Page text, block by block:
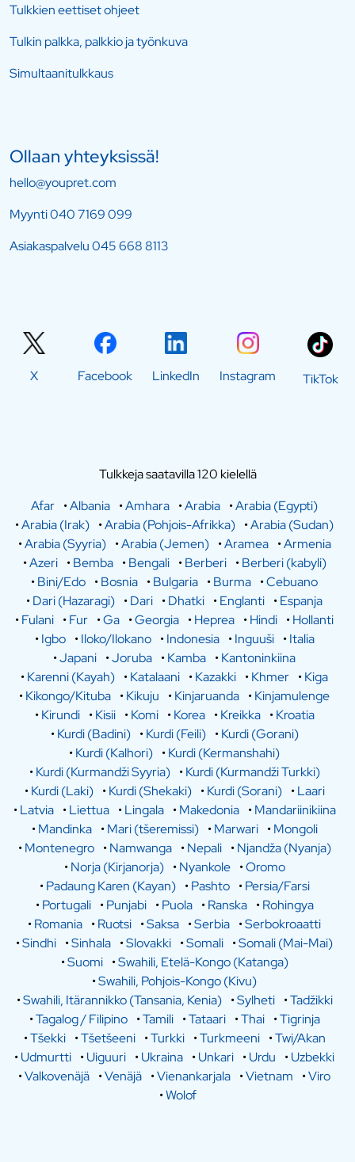
Tulkkien eettiset ohjeet
Tulkin palkka, palkkio ja työnkuva
Simultaanitulkkaus
Ollaan yhteyksissä!
hello@youpret.com
Myynti040 7169 099
Asiakaspalvelu045 668 8113
X Facebook LinkedIn Instagram TikTok
Tulkkeja saatavilla 120 kielellä
Afar •Albania •Amhara •Arabia •Arabia (Egypti)
•Arabia (Irak) •Arabia (Pohjois-Afrikka) •Arabia (Sudan)
•Arabia (Syyria) •Arabia (Jemen) •Aramea •Armenia
•Azeri •Bemba •Bengali •Berberi •Berberi (kabyli)
•Bini/Edo •Bosnia •Bulgaria •Burma •Cebuano
•Dari (Hazaragi) •Dari •Dhatki •Englanti •Espanja
•Fulani •Fur •Ga •Georgia •Heprea •Hindi •Hollanti
•Igbo •Iloko/Ilokano •Indonesia •Inguuši •Italia
•Japani •Joruba •Kamba •Kantoninkiina
•Karenni (Kayah) •Katalaani •Kazakki •Khmer •Kiga
•Kikongo/Kituba •Kikuju •Kinjaruanda •Kinjamulenge
•Kirundi •Kisii •Komi •Korea •Kreikka •Kroatia
•Kurdi (Badini) •Kurdi (Feili) •Kurdi (Gorani)
•Kurdi (Kalhori) •Kurdi (Kermanshahi)
•Kurdi (Kurmandži Syyria) •Kurdi (Kurmandži Turkki)
•Kurdi (Laki) •Kurdi (Shekaki) •Kurdi (Sorani) •Laari
•Latvia •Liettua •Lingala •Makedonia •Mandariinikiina
•Mandinka •Mari (tšeremissi) •Marwari •Mongoli
•Montenegro •Namwanga •Nepali •Njandža (Nyanja)
•Norja (Kirjanorja) •Nyankole •Oromo
•Padaung Karen (Kayan) •Pashto •Persia/Farsi
•Portugali •Punjabi •Puola •Ranska •Rohingya
•Romania •Ruotsi •Saksa •Serbia •Serbokroaatti
•Sindhi •Sinhala •Slovakki •Somali •Somali (Mai-Mai)
•Suomi •Swahili, Etelä-Kongo (Katanga)
•Swahili, Pohjois-Kongo (Kivu)
•Swahili, Itärannikko (Tansania, Kenia) •Sylheti •Tadžikki
•Tagalog / Filipino •Tamili •Tataari •Thai •Tigrinja
•Tšekki •Tšetšeeni •Turkki •Turkmeeni •Twi/Akan
•Udmurtti •Uiguuri •Ukraina •Unkari •Urdu •Uzbekki
•Valkovenäjä •Venäjä •Vienankarjala •Vietnam •Viro
•Wolof